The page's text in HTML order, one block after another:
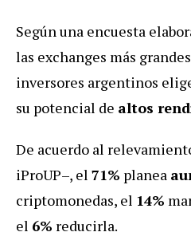
Según una encuesta
las exchanges más
inversores argentinos
su potencial de altos
De acuerdo al
iProUP–, el 71% planea
criptomonedas, el 14%
el 6% reducirla.